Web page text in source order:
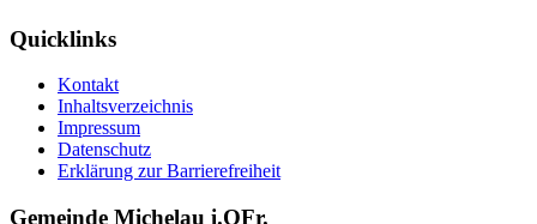
Quicklinks
Kontakt
Inhaltsverzeichnis
Impressum
Datenschutz
Erklärung zur Barrierefreiheit
Gemeinde Michelau i.OFr.